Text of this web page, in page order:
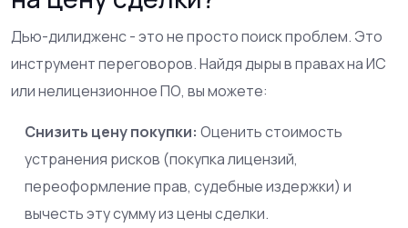
Дью-дилидженс - это не просто поиск проблем. Это
инструмент переговоров. Найдя дыры в правах на ИС
или нелицензионное ПО, вы можете:
Снизить цену покупки: Оценить стоимость
устранения рисков (покупка лицензий,
переоформление прав, судебные издержки) и
вычесть эту сумму из цены сделки.